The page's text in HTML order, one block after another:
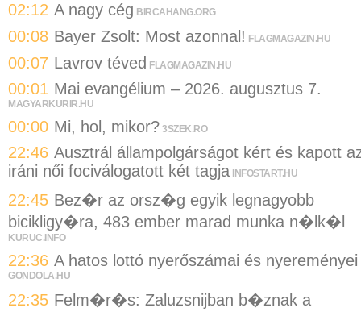
02:12 A nagy cég BIRCAHANG.ORG
00:08 Bayer Zsolt: Most azonnal! FLAGMAGAZIN.HU
00:07 Lavrov téved FLAGMAGAZIN.HU
00:01 Mai evangélium – 2026. augusztus 7.
MAGYARKURIR.HU
00:00 Mi, hol, mikor? 3SZEK.RO
22:46 Ausztrál állampolgárságot kért és kapott
iráni női fociválogatott két tagja INFOSTART.HU
22:45 Bez�r az orsz�g egyik legnagyobb
bicikligy�ra, 483 ember marad munka n�lk�l
KURUC.INFO
22:36 A hatos lottó nyerőszámai és nyereményei
GONDOLA.HU
22:35 Felm�r�s: Zaluzsnijban b�znak a